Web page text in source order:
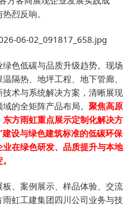
烈反响。
色低碳与品质升级趋势。现场
隔热、地坪工程、地下管廊、
术与系统解决方案，清晰展现
的全矩阵产品布局。 聚焦高原
方雨虹重点展示定制化解决方
设与绿色建筑标准的低碳环保
在绿色研发、品质提升与本地
、案例展示、样品体验、交流
虹工建集团四川公司业务与技